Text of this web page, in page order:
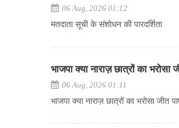
06 Aug, 2026 01:12
मतदाता सूची के संशोधन की पारदर्शिता
भाजपा क्या नाराज़ छात्रों का भरोसा
06 Aug, 2026 01:11
भाजपा क्या नाराज़ छात्रों का भरोसा जीत